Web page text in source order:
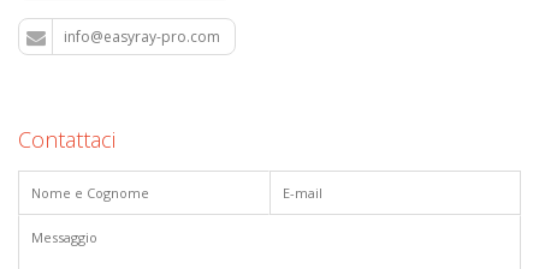
info@easyray-pro.com
Contattaci